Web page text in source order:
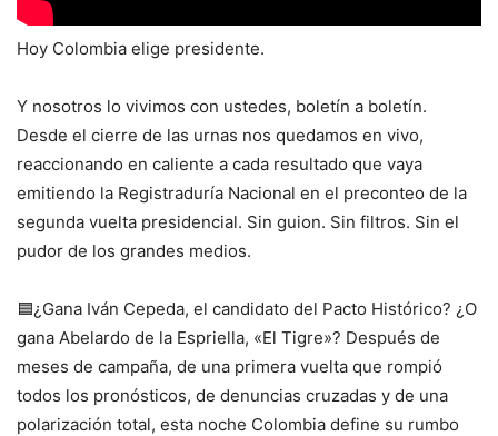
Hoy Colombia elige presidente.
Y nosotros lo vivimos con ustedes, boletín a boletín.
Desde el cierre de las urnas nos quedamos en vivo,
reaccionando en caliente a cada resultado que vaya
emitiendo la Registraduría Nacional en el preconteo de la
segunda vuelta presidencial. Sin guion. Sin filtros. Sin el
pudor de los grandes medios.
🟦¿Gana Iván Cepeda, el candidato del Pacto Histórico? ¿O
gana Abelardo de la Espriella, «El Tigre»? Después de
meses de campaña, de una primera vuelta que rompió
todos los pronósticos, de denuncias cruzadas y de una
polarización total, esta noche Colombia define su rumbo